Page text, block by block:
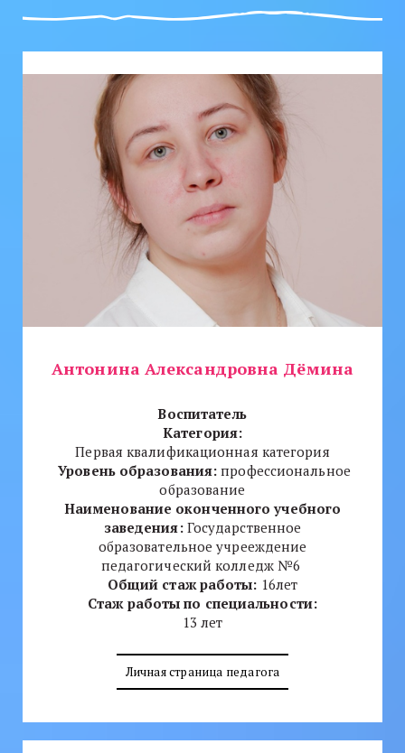
Антонина Александровна Дёмина
Воспитатель
Категория:
Первая квалификационная категория
Уровень образования:профессиональное
образование
Наименование оконченного учебного
заведения: Государственное
образовательное учрееждение
педагогический колледж №6
Общий стаж работы: 16лет
Стаж работы по специальности:
13 лет
Личная страница педагога